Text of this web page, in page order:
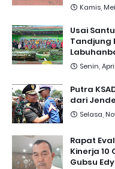
Kamis,
Usai
Tandjung
Senin,
Putra
dari
Selasa,
Rapat
Kinerja 10
Gubsu